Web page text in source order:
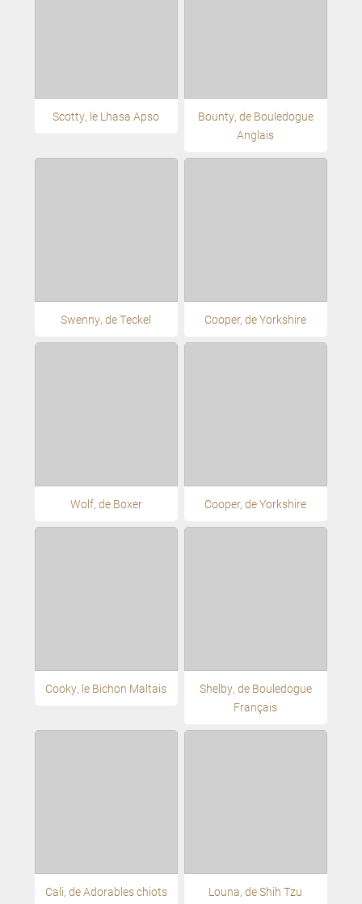
Scotty, le Lhasa Apso
Bounty, de Bouledogue
Anglais
Swenny, de Teckel Cooper, de Yorkshire
Wolf, de Boxer Cooper, de Yorkshire
Cooky, le Bichon Maltais
Shelby, de Bouledogue
Français
Cali, de Adorables chiots
Louna, de Shih Tzu